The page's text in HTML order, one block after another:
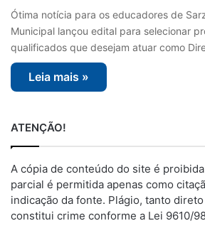
Ótima notícia para os educadores de
Municipal lançou edital para selecionar
qualificados que desejam atuar como
Leia mais »
ATENÇÃO!
A cópia de conteúdo do site é
parcial é permitida apenas como
indicação da fonte. Plágio, tanto
constitui crime conforme a Lei 9610/